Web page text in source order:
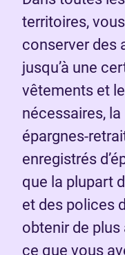
territoires,
conserver des
jusqu’à une
vêtements et
nécessaires,
épargnes-
enregistrés
que la plupart
et des polices
obtenir de
ce que vous